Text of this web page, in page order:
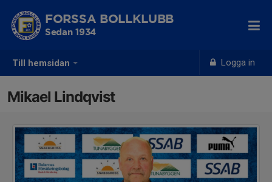
Till hemsidan Logga in
FORSSA BOLLKLUBB
Sedan 1934
Mikael Lindqvist